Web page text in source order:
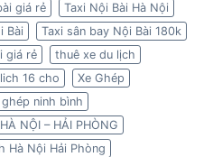
giá rẻ
Taxi Nội Bài Hà Nội
Bài
Taxi sân bay Nội Bài 180k
giá rẻ
thuê xe du lịch
16 cho
Xe Ghép
ninh bình
NỘI – HẢI PHÒNG
Hà Nội Hải Phòng